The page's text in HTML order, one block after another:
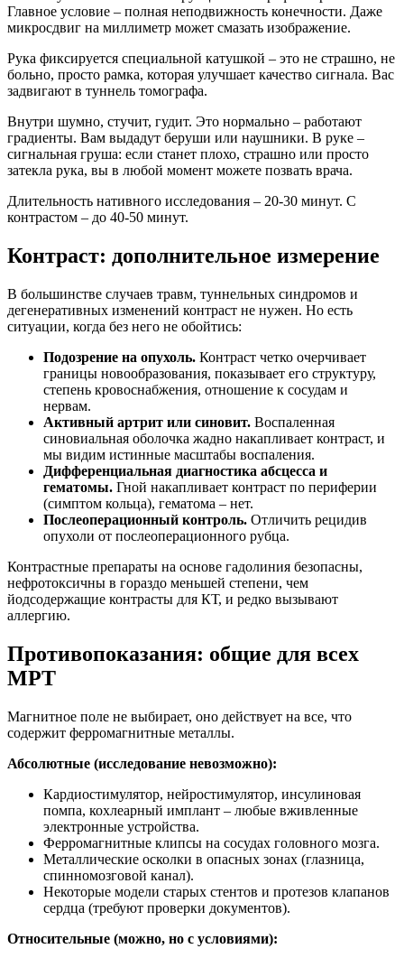
Главное условие – полная неподвижность конечности. Даже
микросдвиг на миллиметр может смазать изображение.
Рука фиксируется специальной катушкой – это не страшно, не
больно, просто рамка, которая улучшает качество сигнала. Вас
задвигают в туннель томографа.
Внутри шумно, стучит, гудит. Это нормально – работают
градиенты. Вам выдадут беруши или наушники. В руке –
сигнальная груша: если станет плохо, страшно или просто
затекла рука, вы в любой момент можете позвать врача.
Длительность нативного исследования – 20-30 минут. С
контрастом – до 40-50 минут.
Контраст: дополнительное измерение
В большинстве случаев травм, туннельных синдромов и
дегенеративных изменений контраст не нужен. Но есть
ситуации, когда без него не обойтись:
Подозрение на опухоль. Контраст четко очерчивает
границы новообразования, показывает его структуру,
степень кровоснабжения, отношение к сосудам и
нервам.
Активный артрит или синовит. Воспаленная
синовиальная оболочка жадно накапливает контраст, и
мы видим истинные масштабы воспаления.
Дифференциальная диагностика абсцесса и
гематомы. Гной накапливает контраст по периферии
(симптом кольца), гематома – нет.
Послеоперационный контроль. Отличить рецидив
опухоли от послеоперационного рубца.
Контрастные препараты на основе гадолиния безопасны,
нефротоксичны в гораздо меньшей степени, чем
йодсодержащие контрасты для КТ, и редко вызывают
аллергию.
Противопоказания: общие для всех
МРТ
Магнитное поле не выбирает, оно действует на все, что
содержит ферромагнитные металлы.
Абсолютные (исследование невозможно):
Кардиостимулятор, нейростимулятор, инсулиновая
помпа, кохлеарный имплант – любые вживленные
электронные устройства.
Ферромагнитные клипсы на сосудах головного мозга.
Металлические осколки в опасных зонах (глазница,
спинномозговой канал).
Некоторые модели старых стентов и протезов клапанов
сердца (требуют проверки документов).
Относительные (можно, но с условиями):